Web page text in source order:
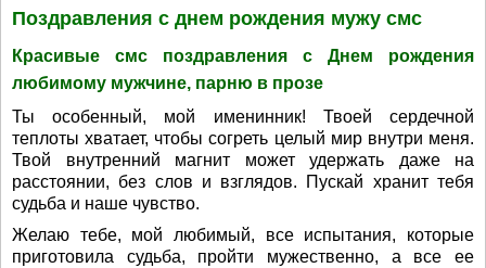
Поздравления с днем рождения мужу смс
Красивые смс поздравления с Днем рождения
любимому мужчине, парню в прозе
Ты особенный, мой именинник! Твоей сердечной
теплоты хватает, чтобы согреть целый мир внутри меня.
Твой внутренний магнит может удержать даже на
расстоянии, без слов и взглядов. Пускай хранит тебя
судьба и наше чувство.
Желаю тебе, мой любимый, все испытания, которые
приготовила судьба, пройти мужественно, а все ее